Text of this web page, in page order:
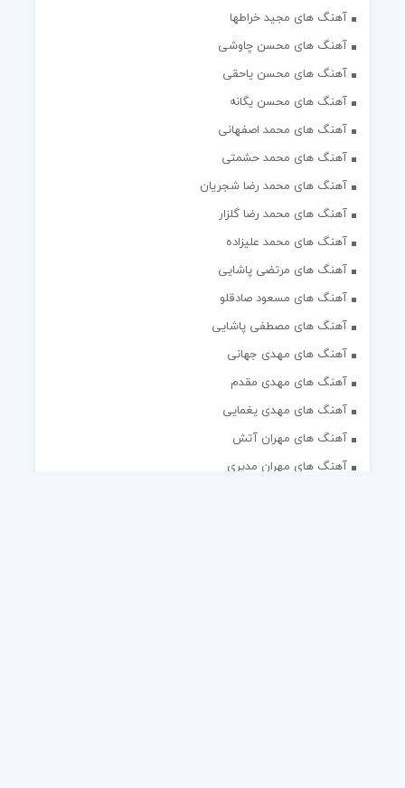
آهنگ های مجید خراطها
آهنگ های محسن چاوشی
آهنگ های محسن یاحقی
آهنگ های محسن یگانه
آهنگ های محمد اصفهانی
آهنگ های محمد حشمتی
آهنگ های محمد رضا شجریان
آهنگ های محمد رضا گلزار
آهنگ های محمد علیزاده
آهنگ های مرتضی پاشایی
آهنگ های مسعود صادقلو
آهنگ های مصطفی پاشایی
آهنگ های مهدی جهانی
آهنگ های مهدی مقدم
آهنگ های مهدی یغمایی
آهنگ های مهران آتش
آهنگ های مهران مدیری